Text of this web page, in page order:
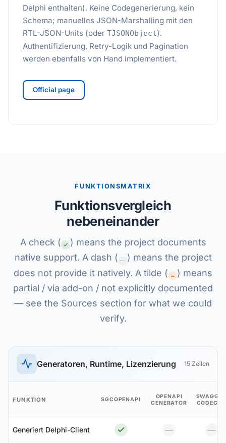
Delphi enthalten). Keine Codegenerierung, kein
Schema; manuelles JSON-Marshalling mit den
RTL-JSON-Units (oder TJSONObject).
Authentifizierung, Retry-Logik und Pagination
werden ebenfalls von Hand implementiert.
Official page
FUNKTIONSMATRIX
Funktionsvergleich
nebeneinander
A check (
) means the project documents
native support. A dash ( — ) means the project
does not provide it natively. A tilde ( ~ ) means
partial / via add-on / not explicitly documented
— see the Sources section for what we could
verify.
Generatoren, Runtime, Lizenzierung 15 Zeilen
FUNKTION SGCOPENAPI
OPENAPI
GENERATOR
SWAGGER
CODEGEN
Generiert Delphi-Client — —